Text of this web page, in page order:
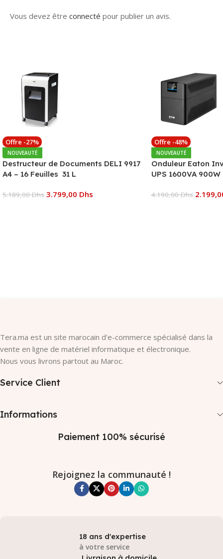
Vous devez être connecté pour publier un avis.
Offre -27%
NOUVEAUTÉ
Destructeur de Documents DELI 9917
A4 – 16 Feuilles 31 L
5.189,00Dhs 3.799,00 Dhs
Offre -48%
NOUVEAUTÉ
Onduleur Eaton
UPS 1600VA
4.190,00Dhs
Tera.ma est un site marocain d'e-commerce spécialisé dans la
vente en ligne de matériel informatique et électronique.
Nous vous livrons partout au Maroc.
Service Client
Informations
Paiement 100% sécurisé
Rejoignez la communauté !
18 ans d'expertise
à votre service